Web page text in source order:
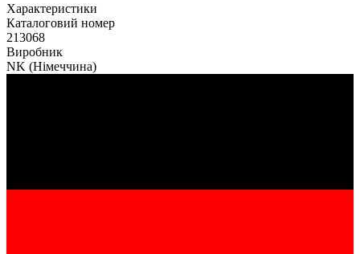
Характеристики
Каталоговий номер
213068
Виробник
NK (Німеччина)